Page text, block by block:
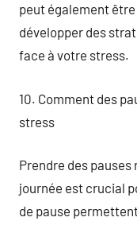
peut également
développer des
face à votre stress.
10. Comment des
stress
Prendre des
journée est crucial
de pause